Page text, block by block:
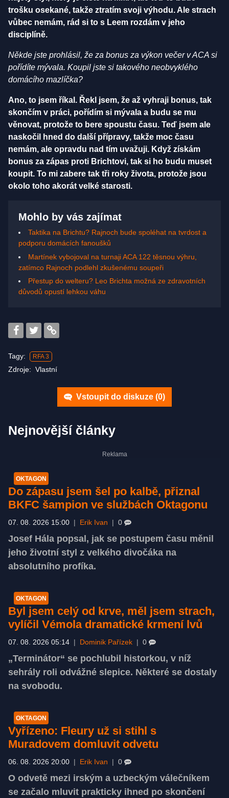
trošku osekané, takže ztratím svoji výhodu. Ale strach
vůbec nemám, rád si to s Leem rozdám v jeho
disciplíně.
Někde jste prohlásil, že za bonus za výkon večer v ACA si
pořídíte mývala. Koupil jste si takového neobvyklého
domácího mazlíčka?
Ano, to jsem říkal. Řekl jsem, že až vyhraji bonus, tak
skončím v práci, pořídím si mývala a budu se mu
věnovat, protože to bere spoustu času. Teď jsem ale
naskočil hned do další přípravy, takže moc času
nemám, ale opravdu nad tím uvažuji. Když získám
bonus za zápas proti Brichtovi, tak si ho budu muset
koupit. To mi zabere tak tři roky života, protože jsou
okolo toho akorát velké starosti.
Mohlo by vás zajímat
Taktika na Brichtu? Rajnoch bude spoléhat na tvrdost a
podporu domácích fanoušků
Martínek vybojoval na turnaji ACA 122 těsnou výhru,
zatímco Rajnoch podlehl zkušenému soupeři
Přestup do welteru? Leo Brichta možná ze zdravotních
důvodů opustí lehkou váhu
Tagy: RFA 3
Zdroje: Vlastní
Vstoupit do diskuze (0)
Nejnovější články
OKTAGON
Do zápasu jsem šel po kalbě, přiznal
BKFC šampion ve službách Oktagonu
07. 08. 2026 15:00 Erik Ivan 0
Josef Hála popsal, jak se postupem času měnil
jeho životní styl z velkého divočáka na
absolutního profíka.
OKTAGON
Byl jsem celý od krve, měl jsem strach,
vylíčil Vémola dramatické krmení lvů
07. 08. 2026 05:14 Dominik Pařízek 0
„Terminátor“ se pochlubil historkou, v níž
sehrály roli odvážné slepice. Některé se dostaly
na svobodu.
OKTAGON
Vyřízeno: Fleury už si stihl s
Muradovem domluvit odvetu
06. 08. 2026 20:00 Erik Ivan 0
O odvetě mezi irským a uzbeckým válečníkem
se začalo mluvit prakticky ihned po skončení